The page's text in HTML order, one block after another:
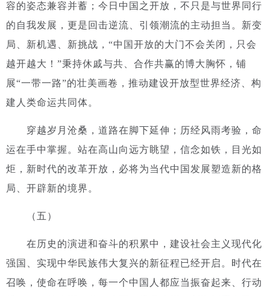
容的姿态兼容并蓄；今日中国之开放，不只是与世界同行
的自我发展，更是回击逆流、引领潮流的主动担当。 新变
局、新机遇、新挑战，“中国开放的大门不会关闭，只会
越开越大！”秉持休戚与共、合作共赢的博大胸怀，铺
展“一带一路”的壮美画卷，推动建设开放型世界经济、构
建人类命运共同体。
穿越岁月沧桑，道路在脚下延伸；历经风雨考验，命
运在手中掌握。站在高山向远方眺望，信念如铁，目光如
炬，新时代的改革开放，必将为当代中国发展塑造新的格
局、开辟新的境界。
（五）
在历史的演进和奋斗的积累中，建设社会主义现代化
强国、实现中华民族伟大复兴的新征程已经开启。时代在
召唤，使命在呼唤，每一个中国人都应当振奋起来、行动